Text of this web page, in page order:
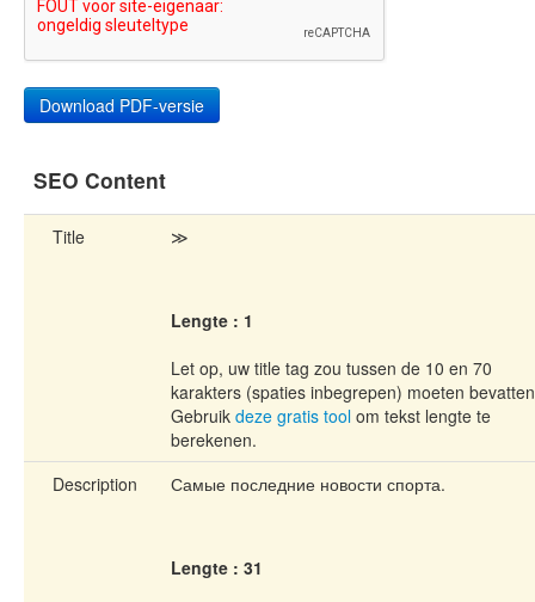
SEO Content
Title ≫
Lengte : 1
Let op, uw title tag zou tussen de 10 en 70
karakters (spaties inbegrepen) moeten
Gebruik deze gratis tool om tekst lengte te
berekenen.
Description
Самые последние новости спорта.
Lengte : 31